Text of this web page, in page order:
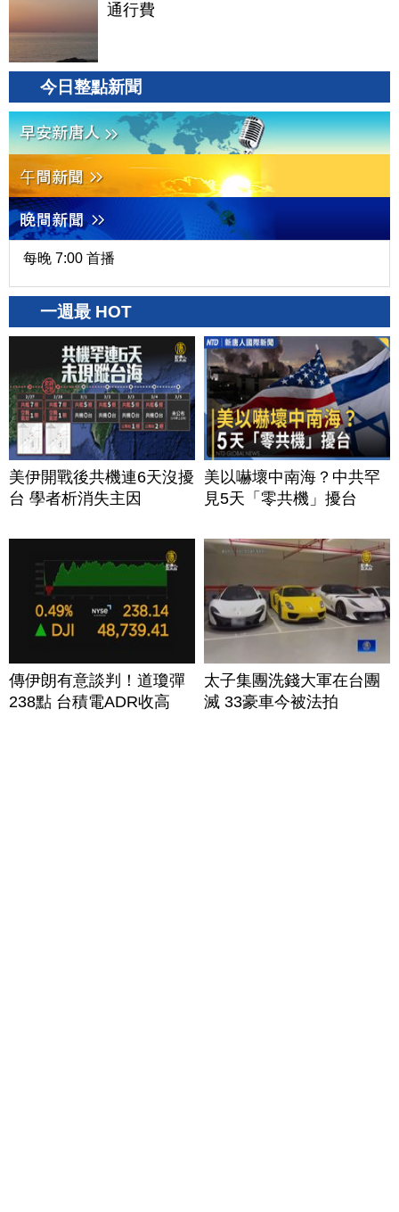
通行費
今日整點新聞
每晚 7:00 首播
一週最 HOT
美伊開戰後共機連6天沒擾
台 學者析消失主因
美以嚇壞中南海？中共罕
見5天「零共機」擾台
傳伊朗有意談判！道瓊彈
238點 台積電ADR收高
太子集團洗錢大軍在台團
滅 33豪車今被法拍